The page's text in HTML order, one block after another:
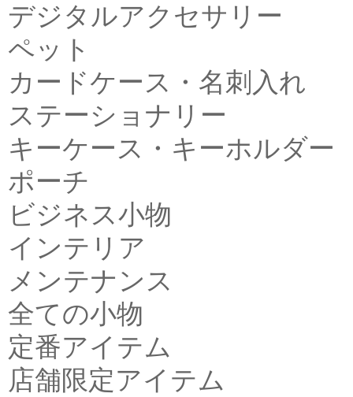
デジタルアクセサリー
ペット
カードケース・名刺入れ
ステーショナリー
キーケース・キーホルダー
ポーチ
ビジネス小物
インテリア
メンテナンス
全ての小物
定番アイテム
店舗限定アイテム